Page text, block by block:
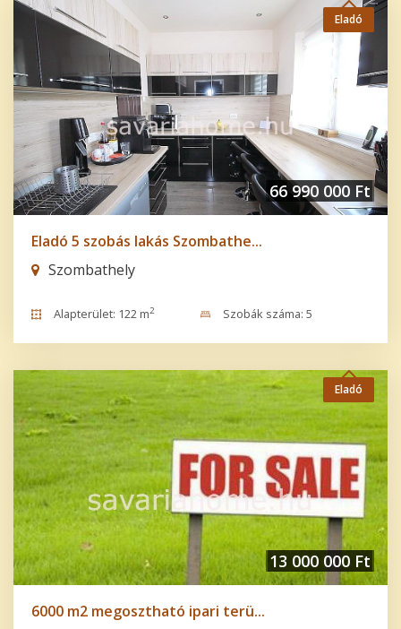
Eladó
66 990 000 Ft
Eladó 5 szobás lakás Szombathe...
Szombathely
Alapterület: 122 m2 Szobák száma: 5
Eladó
13 000 000 Ft
6000 m2 megosztható ipari terü...